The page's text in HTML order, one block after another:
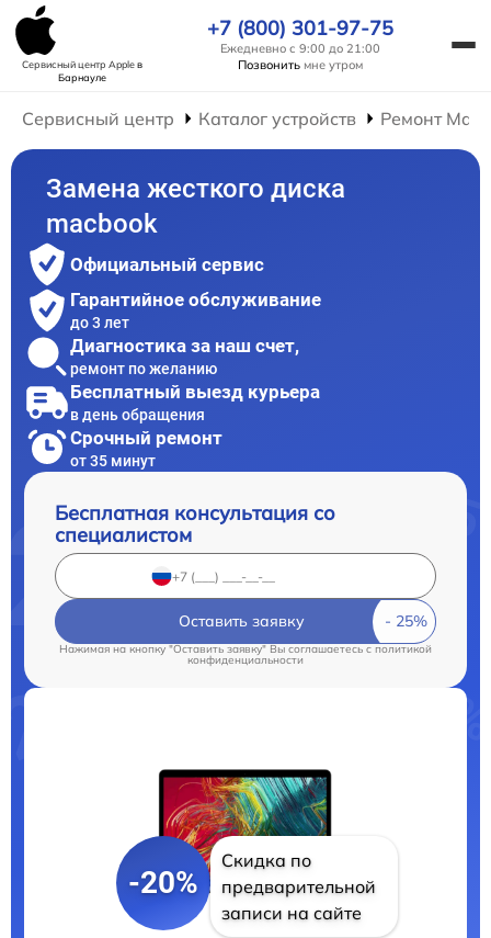
Сервисный центр Appleв
Барнауле
+7 (800) 301-97-75
Ежедневно с 9:00 до 21:00
Позвонить мне утром
Сервисный центр Каталог устройств Ремонт
Замена жесткого диска
macbook
Официальный сервис
Гарантийное обслуживание
до 3 лет
Диагностика за наш счет,
ремонт по желанию
Бесплатный выезд курьера
в день обращения
Срочный ремонт
от 35 минут
Бесплатная консультация со
специалистом
Оставить заявку
Нажимая на кнопку "Оставить заявку" Вы соглашаетесь cполитикой
конфиденциальности
-20%
Скидка по
предварительной
записи на сайте